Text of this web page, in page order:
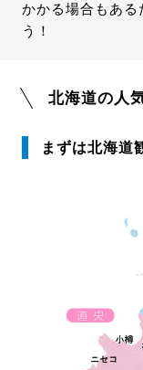
かかる場合もある
う！
北海道の人
まずは北海道